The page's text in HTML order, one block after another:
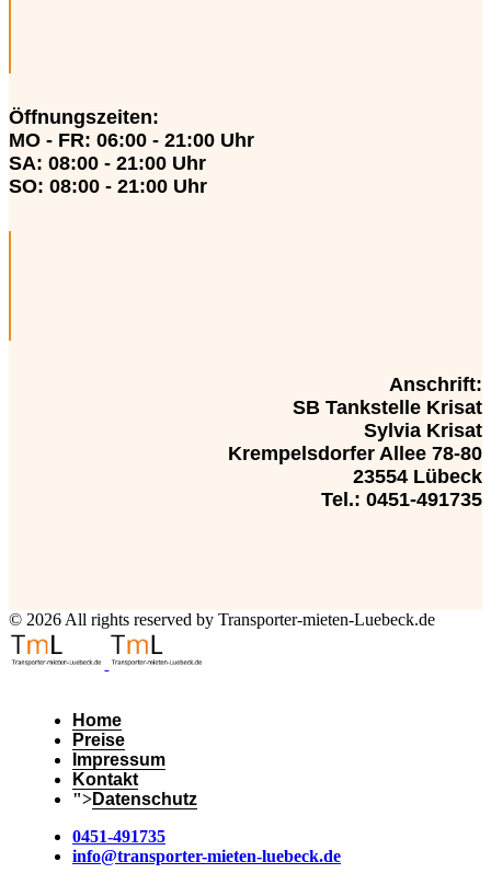
Öffnungszeiten:
MO - FR: 06:00 - 21:00 Uhr
SA: 08:00 - 21:00 Uhr
SO: 08:00 - 21:00 Uhr
Anschrift:
SB Tankstelle Krisat
Sylvia Krisat
Krempelsdorfer Allee 78-80
23554 Lübeck
Tel.: 0451-491735
© 2026 All rights reserved by Transporter-mieten-Luebeck.de
Home
Preise
Impressum
Kontakt
">Datenschutz
0451-491735
info@transporter-mieten-luebeck.de